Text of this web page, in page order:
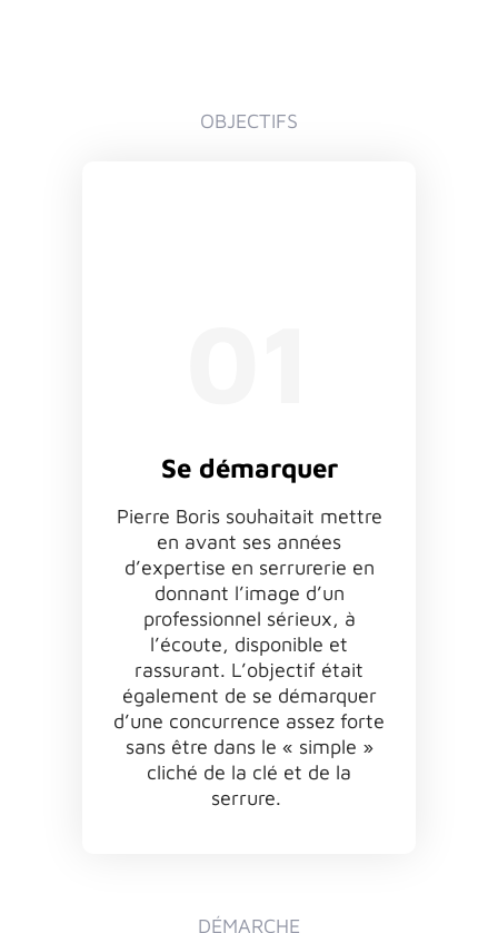
OBJECTIFS
Se démarquer
Pierre Boris souhaitait mettre
en avant ses années
d’expertise en serrurerie en
donnant l’image d’un
professionnel sérieux, à
l’écoute, disponible et
rassurant. L’objectif était
également de se démarquer
d’une concurrence assez forte
sans être dans le « simple »
cliché de la clé et de la
serrure.
DÉMARCHE